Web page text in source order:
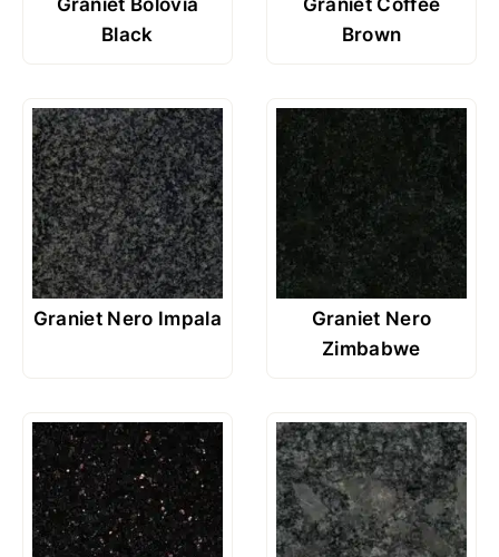
Black
Brown
Graniet Nero Impala
Graniet Nero
Zimbabwe